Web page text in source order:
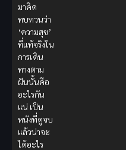
มาคิด
ทบทวนว่า
‘ความสุข’
ที่แท้จริงใน
การเดิน
ทางตาม
ฝันนั้นคือ
อะไรกัน
แน่ เป็น
หนังที่ดูจบ
แล้วน่าจะ
ได้อะไร